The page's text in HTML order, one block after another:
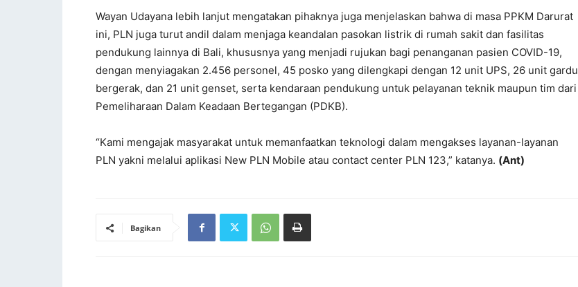
Wayan Udayana lebih lanjut mengatakan pihaknya juga menjelaskan bahwa di masa PPKM Darurat
ini, PLN juga turut andil dalam menjaga keandalan pasokan listrik di rumah sakit dan fasilitas
pendukung lainnya di Bali, khususnya yang menjadi rujukan bagi penanganan pasien COVID-19,
dengan menyiagakan 2.456 personel, 45 posko yang dilengkapi dengan 12 unit UPS, 26 unit gardu
bergerak, dan 21 unit genset, serta kendaraan pendukung untuk pelayanan teknik maupun tim dari
Pemeliharaan Dalam Keadaan Bertegangan (PDKB).
“Kami mengajak masyarakat untuk memanfaatkan teknologi dalam mengakses layanan-layanan
PLN yakni melalui aplikasi New PLN Mobile atau contact center PLN 123,” katanya. (Ant)
Bagikan